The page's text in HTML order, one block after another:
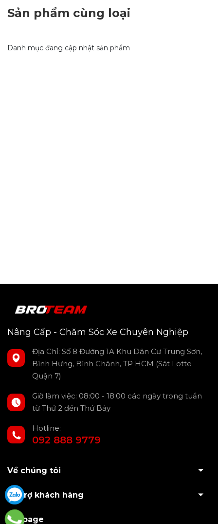
Lắp đặt dễ dàng, không cần tháo logo hay camera phía
Tăng cường bảo vệ phần bửng sau, hạn chế trầy xước và
Thiết kế tinh tế, vừa bảo vệ vừa nâng tầm thẩm mỹ cho
Ranger Next Gen 2023.
Sản phẩm cùng loại
Danh mục đang cập nhật sản phẩm
Nâng Cấp - Chăm Sóc Xe Chuyên Nghiệp
Địa Chỉ: Số 8 Đường 1A Khu Dân Cư Trung Sơn,
Bình Hưng, Bình Chánh, TP HCM (Sát Lotte
Quận 7)
Giờ làm việc: 08:00 - 18:00 các ngày trong tuần
từ Thứ 2 đến Thứ Bảy
Hotline:
092 888 9779
Về chúng tôi
Hỗ trợ khách hàng
Fanpage